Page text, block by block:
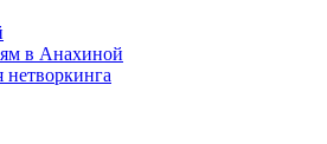
в Анахиной
нетворкинга